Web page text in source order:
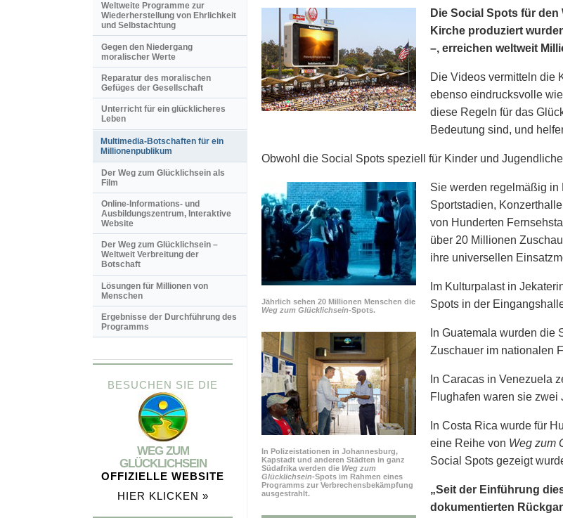
Die Social Spots für
Kirche produziert
–, erreichen weltweit
Die Videos vermitteln die
ebenso eindrucksvolle
diese Regeln für das
Bedeutung sind, und
Obwohl die Social Spots speziell für Kinder und
Jährlich sehen 20 Millionen Menschen die
Weg zum Glücklichsein-Spots.
In Polizeistationen in Johannesburg,
Kapstadt und anderen Städten in ganz
Südafrika werden die Weg zum
Glücklichsein-Spots im Rahmen eines
Programms zur Verbrechensbekämpfung
ausgestrahlt.
Sie werden regelmäßig in
Sport­stadien,
von Hunderten
über 20 Millionen
ihre universellen
Im Kulturpalast in
Spots in der
In Guatemala wurden
Zuschauer im nationalen
In Caracas in Venezuela
Flughafen waren sie zwei
In Costa Rica wurde für
eine Reihe von Weg zum
Social Spots gezeigt
„Seit der Einführung
dokumentierten
Weltweite Programme zur
Wiederherstellung von Ehrlichkeit
und Selbstachtung
Gegen den Niedergang
moralischer Werte
Reparatur des moralischen
Gefüges der Gesellschaft
Unterricht für ein glücklicheres
Leben
Multimedia-Botschaften für ein
Millionenpublikum
Der Weg zum Glücklichsein als
Film
Online-Informations- und
Ausbildungszentrum, Interaktive
Website
Der Weg zum Glücklichsein –
Weltweit Verbreitung der
Botschaft
Lösungen für Millionen von
Menschen
Ergebnisse der Durchführung des
Programms
BESUCHEN SIE DIE
WEG ZUM
GLÜCKLICHSEIN
OFFIZIELLE WEBSITE
HIER KLICKEN »